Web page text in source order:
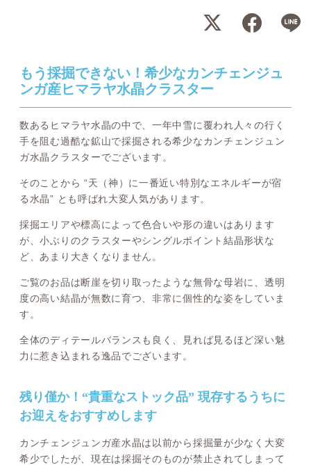
もう採掘できない！希少なカンチェンジュ
ンガ産ヒマラヤ水晶クラスター
数あるヒマラヤ水晶の中で、一年中雪に覆われ人々の行く
手を阻む過酷な鉱山で採掘される希少なカンチェンジュン
ガ水晶クラスターでございます。
そのことから “天（神）に一番近い特別なエネルギーが宿
る水晶” とも呼ばれ大変人気があります。
採掘エリアや標高によって色合いや形の違いはあります
が、小ぶりのクラスターやシングルポイント結晶形状な
ど、あまり大きくなりません。
ご覧のお品は断崖を切り取ったような無骨な母岩に、透明
度の高い結晶が無数に育つ、非常に個性的な姿をしていま
す。
全体のディテールバランスも良く、見れば見るほど深い魅
力に惹き込まれる逸品でございます。
残り僅か！“貴重なストック品” 現存するうちに
お迎えをおすすめします
カンチェンジュンガ産水晶は以前から採掘量が少なく大変
希少でしたが、現在は採掘そのものが禁止されてしまって